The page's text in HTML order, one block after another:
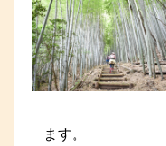
ます。